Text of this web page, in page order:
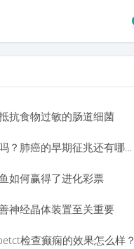
抗食物过敏的肠道细菌
下肢浮肿是肺癌症状吗？肺癌的早期征兆还有哪些？
如何赢得了进化彩票
神经晶体装置至关重要
检查癫痫的效果怎么样？